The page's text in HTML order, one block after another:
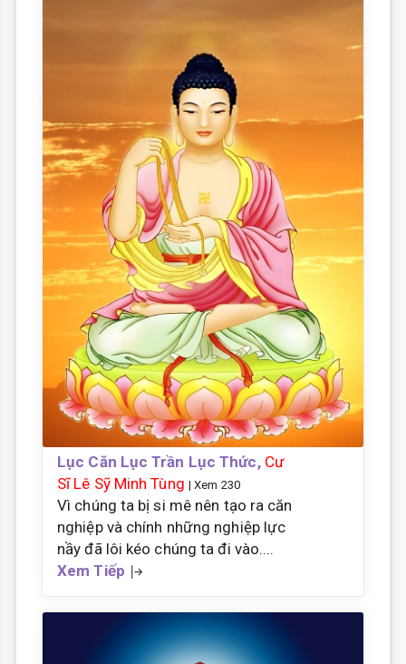
Lục Căn Lục Trần Lục Thức, Cư
Sĩ Lê Sỹ Minh Tùng | Xem 230
Vì chúng ta bị si mê nên tạo ra căn
nghiệp và chính những nghiệp lực
nầy đã lôi kéo chúng ta đi vào....
Xem Tiếp